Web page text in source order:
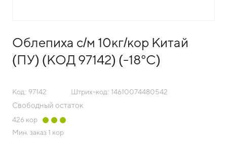
Облепиха с/м 10кг/кор Китай
(ПУ) (КОД 97142) (-18°С)
Код: 97142 Штрих-код: 14610074480542
Свободный остаток
426 кор
Мин. заказ 1 кор